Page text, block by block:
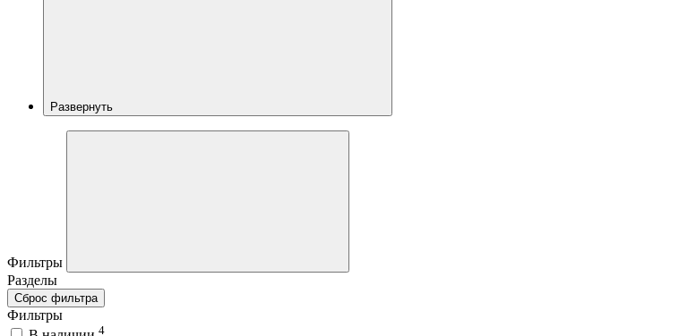
Развернуть
Фильтры
Разделы
Сброс фильтра
Фильтры
4